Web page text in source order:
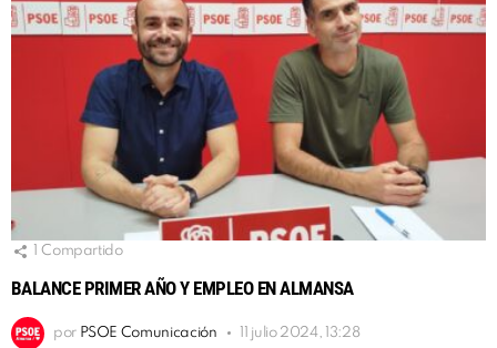
Compartido
BALANCE PRIMER AÑO Y EMPLEO EN ALMANSA
por PSOE Comunicación 11 julio 2024, 13:28